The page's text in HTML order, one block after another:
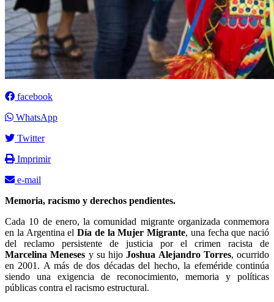
facebook
WhatsApp
Twitter
Imprimir
e-mail
Memoria, racismo y derechos pendientes.
Cada 10 de enero, la comunidad migrante organizada conmemora
en la Argentina el Día de la Mujer Migrante, una fecha que nació
del reclamo persistente de justicia por el crimen racista de
Marcelina Meneses y su hijoJoshua Alejandro Torres, ocurrido
en 2001. A más de dos décadas del hecho, la efeméride continúa
siendo una exigencia de reconocimiento, memoria y políticas
públicas contra el racismo estructural.